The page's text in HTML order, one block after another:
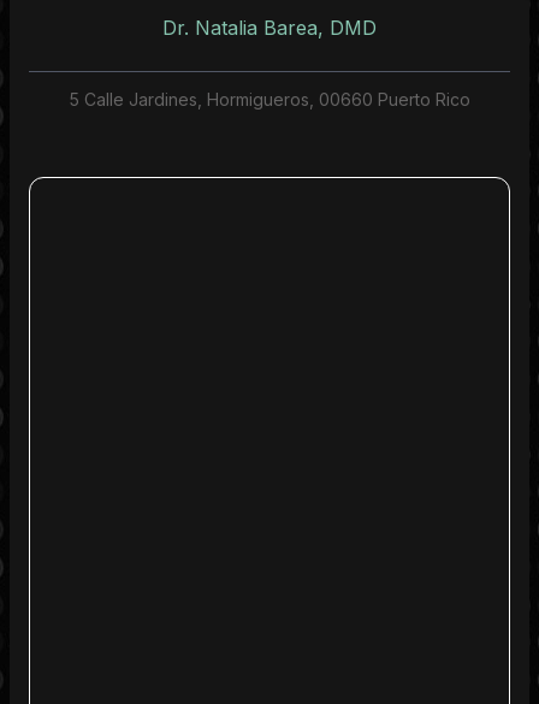
Dr. Natalia Barea, DMD
5 Calle Jardines, Hormigueros, 00660 Puerto Rico